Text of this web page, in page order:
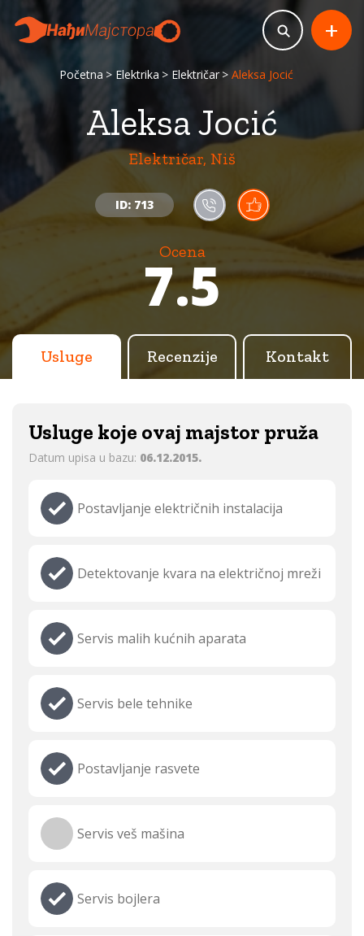
Početna Elektrika Električar Aleksa Jocić
Aleksa Jocić
Električar, Niš
ID: 713
Ocena
7.5
+
Usluge Recenzije Kontakt
Usluge koje ovaj majstor pruža
Datum upisa u bazu: 06.12.2015.
Postavljanje električnih instalacija
Detektovanje kvara na električnoj mreži
Servis malih kućnih aparata
Servis bele tehnike
Postavljanje rasvete
Servis veš mašina
Servis bojlera